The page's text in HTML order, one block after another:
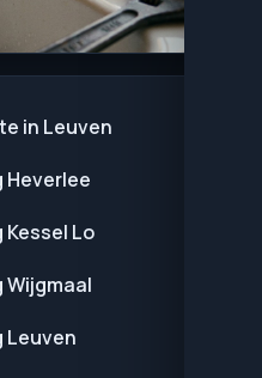
in Leuven
Lo
Leuven